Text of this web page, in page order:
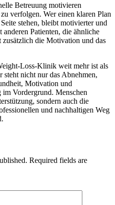
Betreuung motivieren
verfolgen. Wer einen klaren Plan
stehen, bleibt motivierter und
Patienten, die ähnliche
zusätzlich die Motivation und das
Loss-Klinik weit mehr ist als
nicht nur das Abnehmen,
Motivation und
im Vordergrund. Menschen
sondern auch die
und nachhaltigen Weg
Required fields are